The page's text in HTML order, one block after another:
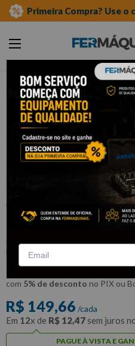
Primeira Compra? Use o
ferramentas
carroceria e funilaria
limas
Jogo de Limas 5
GEDORE RED
:R93000005
GEDORE RED
R$142,18
com 5% de desconto no PIX ou
R$ 149,66 /cada
Em 12x de R$ 12,47 sem juros
PAGUE À VISTA E